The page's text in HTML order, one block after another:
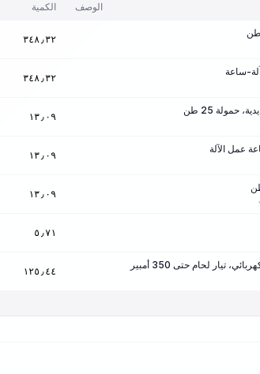
الوصف الكمية
٣٤٨٫٣٢
٣٤٨٫٣٢
حمولة 25 طن
١٣٫٠٩
١٣٫٠٩
١٣٫٠٩
٥٫٧١
تيار لحام حتى 350 أمبير
١٢٥٫٤٤